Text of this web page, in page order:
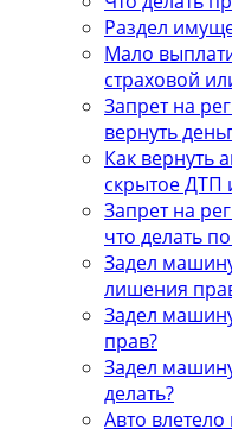
Раздел
Мало
страховой
Запрет на
вернуть
Как вернуть
скрытое ДТП
Запрет на
что делать
Задел
лишения
Задел
прав?
Задел
делать?
Авто